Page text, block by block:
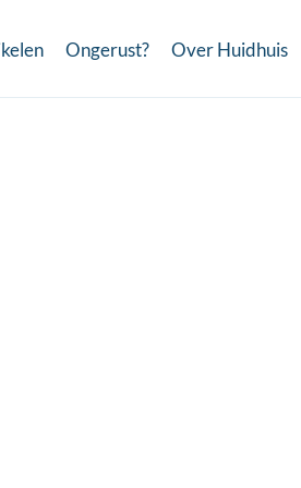
Ongerust? Over Huidhuis